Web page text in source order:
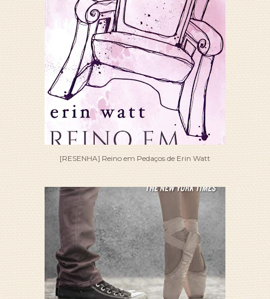
[RESENHA] Reino em Pedaços de Erin Watt